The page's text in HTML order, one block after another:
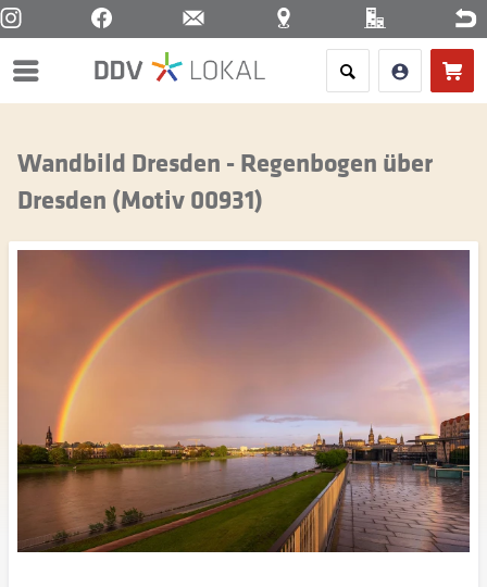
Menü
Wandbild Dresden - Regenbogen über
Dresden (Motiv 00931)